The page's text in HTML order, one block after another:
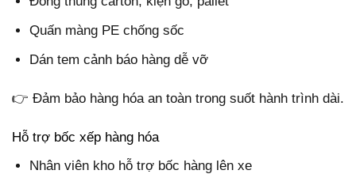
Quấn màng PE chống sốc
Dán tem cảnh báo hàng dễ vỡ
👉 Đảm bảo hàng hóa an toàn trong suốt hành trình dài.
Hỗ trợ bốc xếp hàng hóa
Nhân viên kho hỗ trợ bốc hàng lên xe